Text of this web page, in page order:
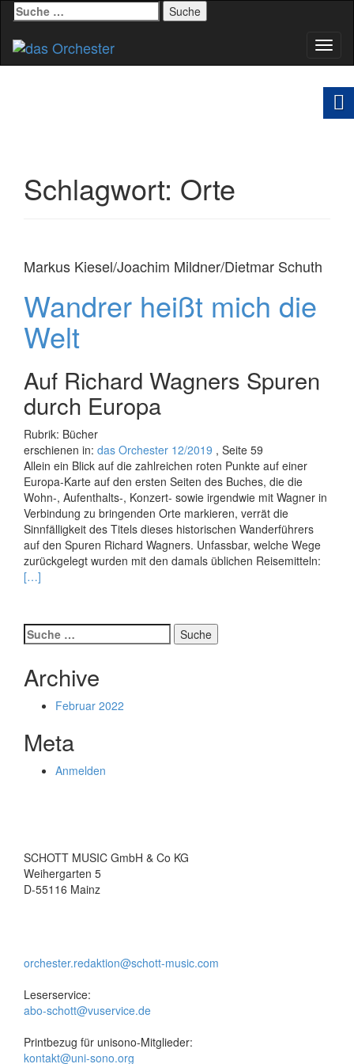
Suche
nach:
Schlagwort: Orte
Markus Kiesel/Joachim Mildner/Dietmar Schuth
Wandrer heißt mich die
Welt
Auf Richard Wagners Spuren
durch Europa
Rubrik: Bücher
erschienen in: das Orchester 12/2019 , Seite 59
Allein ein Blick auf die zahlreichen roten Punkte auf einer
Europa-Karte auf den ersten Seiten des Buches, die die
Wohn-, Aufenthalts-, Konzert- sowie irgendwie mit Wagner in
Verbindung zu bringenden Orte markieren, verrät die
Sinnfälligkeit des Titels dieses historischen Wanderführers
auf den Spuren Richard Wagners. Unfassbar, welche Wege
zurückgelegt wurden mit den damals üblichen Reisemitteln:
[…]
Suche
nach:
Archive
Februar 2022
Meta
Anmelden
SCHOTT MUSIC GmbH & Co KG
Weihergarten 5
D-55116 Mainz
orchester.redaktion@schott-music.com
Leserservice:
abo-schott@vuservice.de
Printbezug für unisono-Mitglieder:
kontakt@uni-sono.org